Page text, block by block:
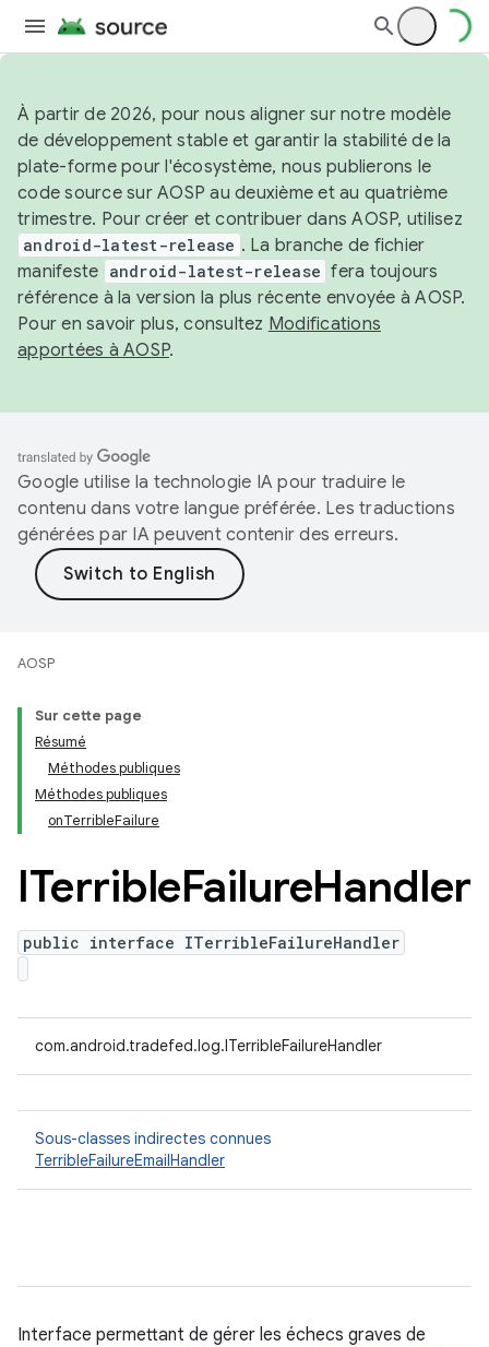
À partir de 2026, pour nous aligner sur notre modèle
de développement stable et garantir la stabilité de la
plate-forme pour l'écosystème, nous publierons le
code source sur AOSP au deuxième et au quatrième
trimestre. Pour créer et contribuer dans AOSP, utilisez
android-latest-release . La branche de fichier
manifeste android-latest-release fera toujours
référence à la version la plus récente envoyée à AOSP.
Pour en savoir plus, consultez Modifications
apportées à AOSP.
Google utilise la technologie IA pour traduire le
contenu dans votre langue préférée. Les traductions
générées par IA peuvent contenir des erreurs.
AOSP
Sur cette page
Résumé
Méthodes publiques
Méthodes publiques
onTerribleFailure
ITerribleFailureHandler
public interface ITerribleFailureHandler
com.android.tradefed.log.ITerribleFailureHandler
Sous-classes indirectes connues
TerribleFailureEmailHandler
Interface permettant de gérer les échecs graves de